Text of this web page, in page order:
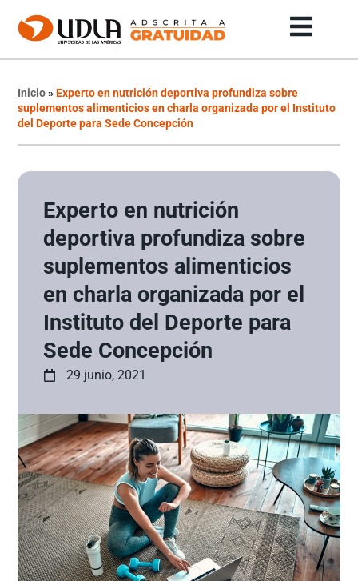
Inicio»Experto en nutrición deportiva profundiza sobre
suplementos alimenticios en charla organizada por el Instituto
del Deporte para Sede Concepción
Experto en nutrición
deportiva profundiza sobre
suplementos alimenticios
en charla organizada por el
Instituto del Deporte para
Sede Concepción
29 junio, 2021